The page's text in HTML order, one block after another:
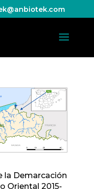
la Demarcación
Oriental 2015-